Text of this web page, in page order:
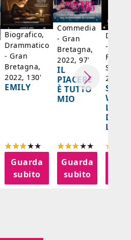
Biografico,
Drammatico
- Gran
Bretagna,
2022, 130'
EMILY
Guarda
subito
Commedia
- Gran
Bretagna,
2022, 97'
IL
PIACERE
È TUTTO
MIO
Guarda
subito
-
Francia,
2024,
SPIRIT
LA
DELLE